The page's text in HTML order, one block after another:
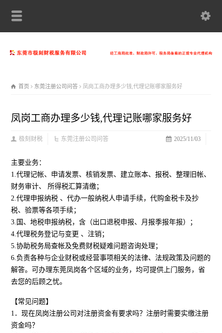
首页 东莞注册公司问答 凤岗工商办理多少钱,代理记账哪家服务好
凤岗工商办理多少钱,代理记账哪家服务好
2025/11/03
极刻财税 东莞注册公司问答
主要业务：
1.代理记帐、申请发票、核销发票、建立账本、报税、整理旧帐、
财务审计、 所得税汇算清缴；
2.代理申报纳税 、代办一般纳税人申请手续，代购金税卡及抄
税、验票等各项手续；
3.国、地税申报纳税，含（出口退税申报、月报季报年报）；
4.代理税务登记与变更 、注销；
5.协助税务局查帐及免费财税疑难问题咨询处理；
6.负责各种与企业财税或经营事项相关的法律、法规政策及问题的
解答。可办理东莞凤岗各个区域的业务，均可提供上门服务，省
去您的后顾之忧。
【常见问题】
1．现在凤岗注册公司对注册资金有要求吗？注册时需要实缴注册
资金吗？